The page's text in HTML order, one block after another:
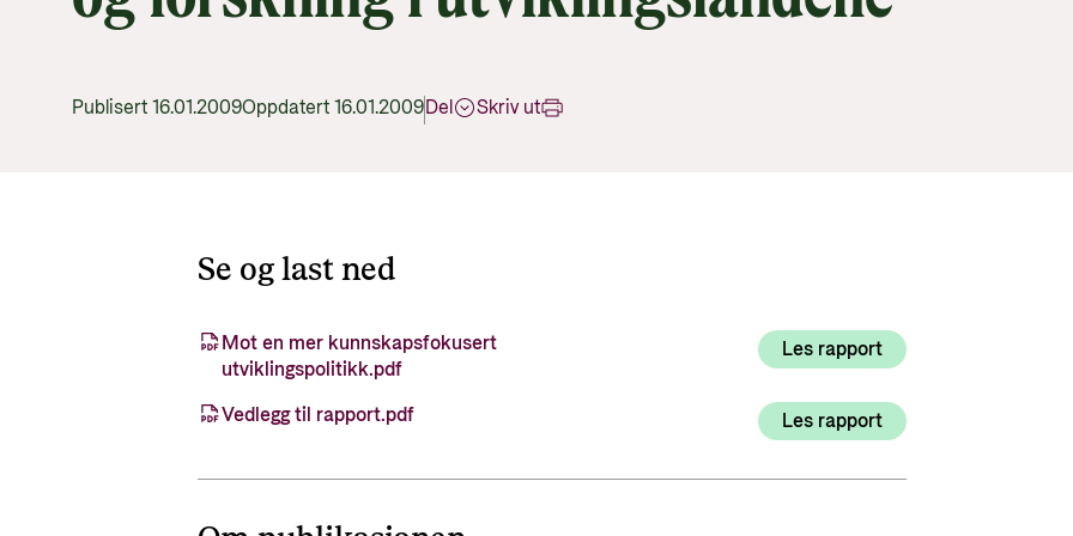
Utlysninger og tildelinger
Publisert 16.01.2009Oppdatert 16.01.2009Del Skriv ut
Se og last ned
Mot en mer kunnskapsfokusert
utviklingspolitikk.pdf
Les rapport
Vedlegg til rapport.pdf Les rapport